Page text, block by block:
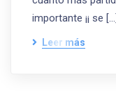
importante ¡¡ se […]
Leer más